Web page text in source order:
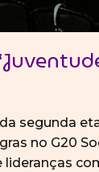
segunda
no G20
lideranças